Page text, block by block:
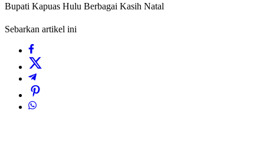
Bupati Kapuas Hulu Berbagai Kasih Natal
Sebarkan artikel ini